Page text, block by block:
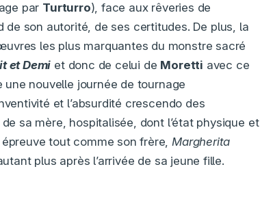
par Turturro), face aux rêveries de
de son autorité, de ses certitudes. De plus, la
les plus marquantes du monstre sacré
et Demi et donc de celui de Moretti avec ce
nouvelle journée de tournage
et l’absurdité crescendo des
sa mère, hospitalisée, dont l’état physique et
tout comme son frère,Margherita
plus après l’arrivée de sa jeune fille.